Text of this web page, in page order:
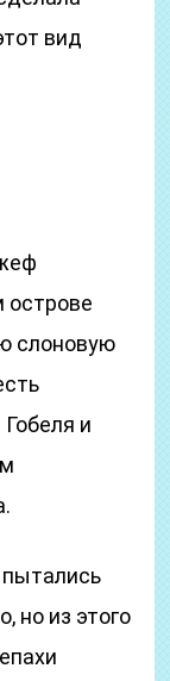
вид
острове
слоновую
и
пытались
но из этого